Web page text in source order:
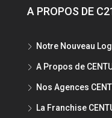
A PROPOS DE
Notre Nouveau
A Propos de
Nos Agences
La Franchise